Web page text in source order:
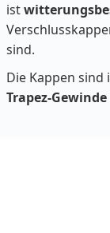
ist
sind.
Die Kappen sind
Trapez-Gewinde